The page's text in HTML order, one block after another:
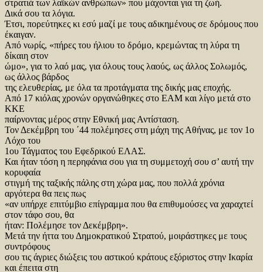
στρατιά των λαϊκών ανθρώπων» που μάχονται για τη ζωή.
Δικά σου τα λόγια.
Έτσι, πορεύτηκες κι εσύ μαζί με τους αδικημένους σε δρόμους που
έκαιγαν.
Από νωρίς, «πήρες του ήλιου το δρόμο, κρεμώντας τη λύρα τη
δίκαιη στον
ώμο», για το λαό μας, για όλους τους λαούς, ως άλλος Σολωμός,
ως άλλος βάρδος
της ελευθερίας, με όλα τα προτάγματα της δικής μας εποχής.
Από 17 κιόλας χρονών οργανώθηκες στο ΕΑΜ και λίγο μετά στο
ΚΚΕ
παίρνοντας μέρος στην Εθνική μας Αντίσταση.
Τον Δεκέμβρη του ΄44 πολέμησες στη μάχη της Αθήνας, με τον 1ο
Λόχο του
1ου Τάγματος του Εφεδρικού ΕΛΑΣ.
Και ήταν τόση η περηφάνια σου για τη συμμετοχή σου σ’ αυτή την
κορυφαία
στιγμή της ταξικής πάλης στη χώρα μας, που πολλά χρόνια
αργότερα θα πεις πως
«αν υπήρχε επιτύμβιο επίγραμμα που θα επιθυμούσες να χαραχτεί
στον τάφο σου, θα
ήταν: Πολέμησε τον Δεκέμβρη».
Μετά την ήττα του Δημοκρατικού Στρατού, μοιράστηκες με τους
συντρόφους
σου τις άγριες διώξεις του αστικού κράτους εξόριστος στην Ικαρία
και έπειτα στη